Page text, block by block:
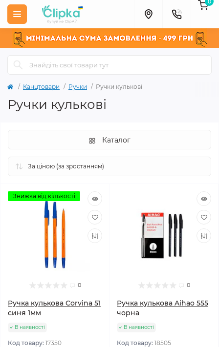
Канцтовари Ручки Ручки кулькові
Ручки кулькові
Каталог
Знижка від кількості
0
Ручка кулькова Corvina 51
синя 1мм
В наявності
Код товару: 17350
0
Ручка кулькова Aihao 555
чорна
В наявності
Код товару: 18505